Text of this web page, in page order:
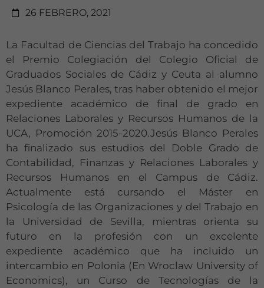
26 FEBRERO, 2021
La Facultad de Ciencias del Trabajo ha concedido
el Premio Colegiación del Colegio Oficial de
Graduados Sociales de Cádiz y Ceuta al alumno
Jesús Blanco Perales, tras haber obtenido el mejor
expediente académico de final de grado en
Relaciones Laborales y Recursos Humanos de la
UCA, Promoción 2015-2020.Jesús Blanco Perales
ha finalizado sus estudios del Doble Grado de
Contabilidad, Finanzas y Relaciones Laborales y
Recursos Humanos en el Campus de Cádiz.
Actualmente está cursando el Máster en
Psicología de las Organizaciones y del Trabajo en
la Universidad de Sevilla, mientras orienta su
futuro en la profesión con un excelente
expediente académico que ha incluido un
intercambio en Polonia (En Wroclaw University of
Economics), un Curso de Tecnologías de la